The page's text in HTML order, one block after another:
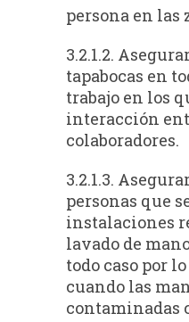
persona en las
3.2.1.2.
tapabocas en
trabajo en los
interacción
colaboradores.
3.2.1.3.
personas que
instalaciones
lavado de
todo caso por
cuando las
contaminadas